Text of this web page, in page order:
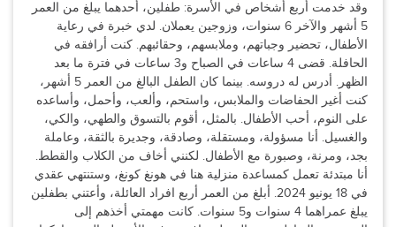
وقد خدمت أربع أشخاص في الأسرة: طفلين، أحدهما يبلغ من العمر
5 أشهر والآخر 6 سنوات، وزوجين يعملان. لدي خبرة في رعاية
الأطفال، تحضير وجباتهم، وملابسهم، وحقائبهم. كنت أرافقه في
الحافلة. قضى 4 ساعات في الصباح و3 ساعات في فترة ما بعد
الظهر. أدرس له دروسه. بينما كان الطفل البالغ من العمر 5 أشهر،
كنت أغير الحفاضات والملابس، واستحم، وألعب، وأحمل، وأساعده
على النوم، أحب الأطفال. بالمثل، أقوم بالتسوق والطهي، والكي،
والغسيل. أنا مسؤولة، ومستقلة، وصادقة، وجديرة بالثقة، وعاملة
بجد، ومرنة، وصبورة مع الأطفال. لكنني أخاف من الكلاب والقطط.
أنا مبتدئة تعمل كمساعدة منزلية هنا في هونغ كونغ، وستنتهي عقدي
في 18 يونيو 2024. أبلغ من العمر أربع افراد العائلة، وأعتني بطفلين
يبلغ عمراهما 4 سنوات و5 سنوات. كانت مهمتي أخذهم إلى